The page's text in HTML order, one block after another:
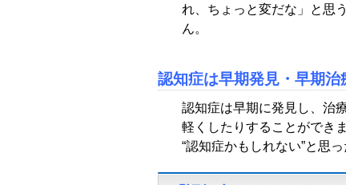
れ、ちょっと変だな」と思
ん。
認知症は早期発見・早期治
認知症は早期に発見し、治
軽くしたりすることができま
“認知症かもしれない”と思